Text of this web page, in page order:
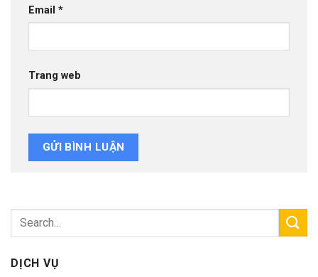
Email *
Trang web
DỊCH VỤ